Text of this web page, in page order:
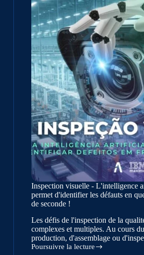
coûts
en
avantage
concurrentiel
Inspection visuelle - L'intelligence
permet d'identifier les défauts en
de seconde !
Les défis de l'inspection de la
complexes et multiples. Au cours
production, d'assemblage ou
Poursuivre la lecture
Inspection